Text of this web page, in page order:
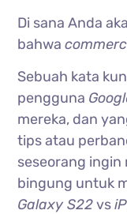
Di sana Anda
bahwa
Sebuah kata
pengguna
mereka, dan
tips atau
seseorang
bingung untuk
Galaxy S22vs